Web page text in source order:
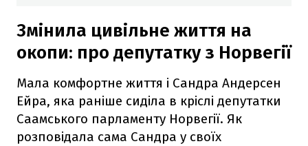
Змінила цивільне життя на
окопи: про депутатку з Норвегії
Мала комфортне життя і Сандра Андерсен
Ейра, яка раніше сиділа в кріслі депутатки
Саамського парламенту Норвегії. Як
розповідала сама Сандра у своїх